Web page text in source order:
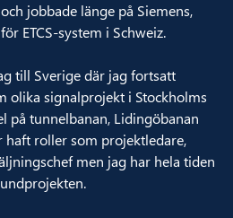
jobbade länge på Siemens,
ETCS-system i Schweiz.
till Sverige där jag fortsatt
olika signalprojekt i Stockholms
på tunnelbanan, Lidingöbanan
haft roller som projektledare,
men jag har hela tiden